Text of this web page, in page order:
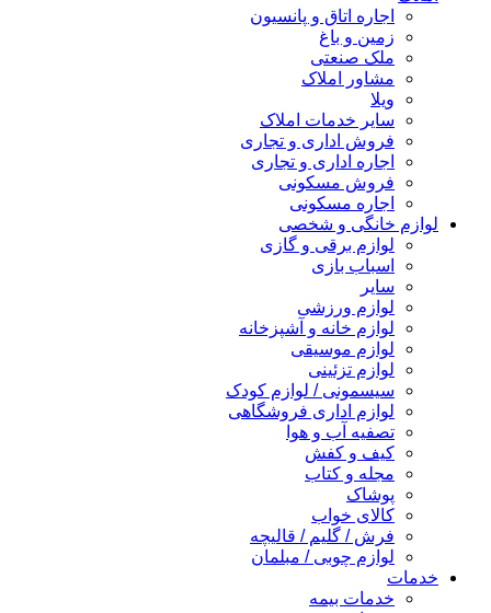
اجاره اتاق و پانسیون
زمین و باغ
ملک صنعتی
مشاور املاک
ویلا
سایر خدمات املاک
فروش اداری و تجاری
اجاره اداری و تجاری
فروش مسکونی
اجاره مسکونی
لوازم خانگی و شخصی
لوازم برقی و گازی
اسباب بازی
سایر
لوازم ورزشی
لوازم خانه و آشپزخانه
لوازم موسیقی
لوازم تزئینی
سیسمونی / لوازم کودک
لوازم اداری فروشگاهی
تصفیه آب و هوا
کیف و کفش
مجله و کتاب
پوشاک
کالای خواب
فرش / گلیم / قالیچه
لوازم چوبی / مبلمان
خدمات
خدمات بیمه